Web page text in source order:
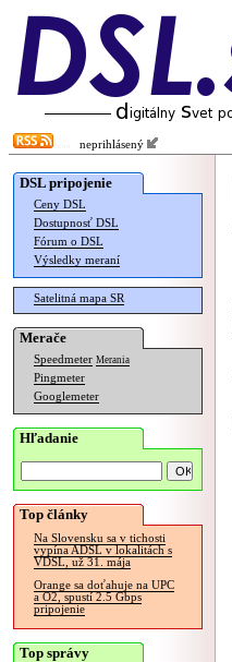
neprihlásený
DSL pripojenie
Ceny DSL
Dostupnosť DSL
Fórum o DSL
Výsledky meraní
Satelitná mapa SR
Merače
Speedmeter Merania
Pingmeter
Googlemeter
Hľadanie
Top články
Na Slovensku sa v tichosti
vypína ADSL v lokalitách s
VDSL, už 31. mája
Orange sa doťahuje na UPC
a O2, spustí 2.5 Gbps
pripojenie
Top správy